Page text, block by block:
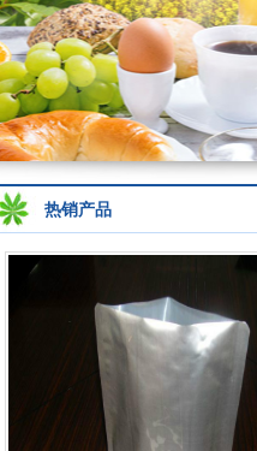
热销产品